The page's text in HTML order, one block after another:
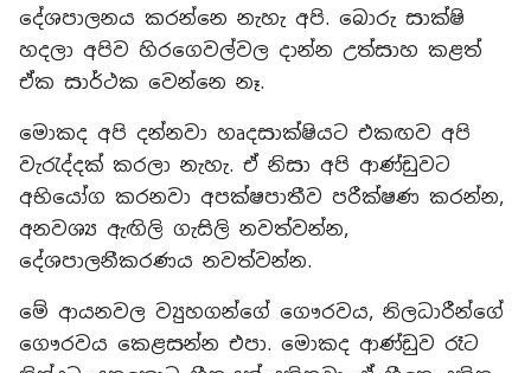
දේශපාලනය කරන්නෙ නැහැ අපි. බොරු සාක්ෂි
හදලා අපිව හිරගෙවල්වල දාන්න උත්සාහ කළත්
ඒක සාර්ථක වෙන්නෙ නෑ.
මොකද අපි දන්නවා හෘදසාක්ෂියට එකඟව අපි
වැරැද්දක් කරලා නැහැ. ඒ නිසා අපි ආණ්ඩුවට
අභියෝග කරනවා අපක්ෂපාතීව පරීක්ෂණ කරන්න,
අනවශ්‍ය ඇඟිලි ගැසිලි නවත්වන්න,
දේශපාලනීකරණය නවත්වන්න.
මේ ආයනවල ව්‍යුහගන්ගේ ගෞරවය, නිලධාරීන්ගේ
ගෞරවය කෙළසන්න එපා. මොකද ආණ්ඩුව රෑට